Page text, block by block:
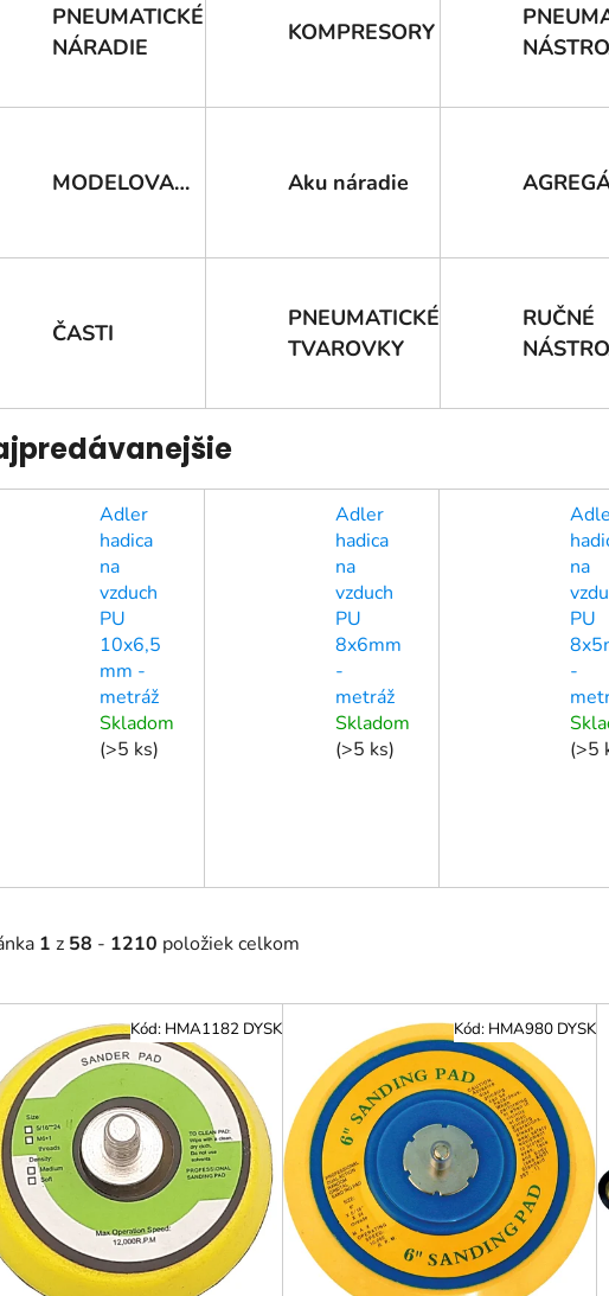
PNEUMATICKÉ
NÁRADIE
KOMPRESORY
MODELOVANIE Aku náradie
ČASTI
PNEUMATICKÉ
TVAROVKY
RUČNÉ
Adler
hadica
na
vzduch
PU
10x6,5
mm -
metráž
Skladom
(>5 ks)
Adler
hadica
na
vzduch
PU
8x6mm
-
metráž
Skladom
(>5 ks)
na
PU
-
(>5
1 z 58 - 1210 položiek celkom
Kód: HMA1182 DYSK Kód: HMA980 DYSK